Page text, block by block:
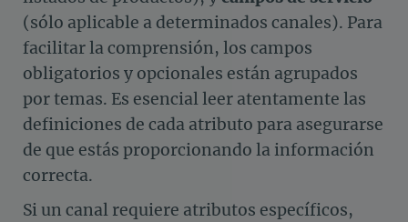
(sólo aplicable a determinados canales). Para
facilitar la comprensión, los campos
obligatorios y opcionales están agrupados
por temas. Es esencial leer atentamente las
definiciones de cada atributo para asegurarse
de que estás proporcionando la información
correcta.
Si un canal requiere atributos específicos,